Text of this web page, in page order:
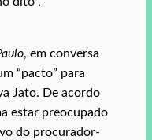
, em conversa
“pacto” para
Jato. De acordo
estar preocupado
do procurador-